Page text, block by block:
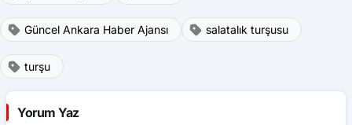
Güncel Ankara Haber Ajansı salatalık turşusu
turşu
Yorum Yaz